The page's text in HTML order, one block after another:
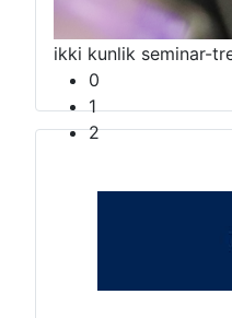
“Sunʼiy idrok
ikki kunlik seminar-
0
1
2